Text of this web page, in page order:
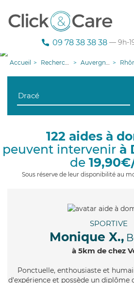
09 78 38 38 38 — 9h-
Accueil Recherche aide à domicile Auvergne-Rhône-Alpes
122 aides à
peuvent intervenir à
de
Sous réserve de leur disponibilité au
SPORTIVE
Monique X.,
à 5km de chez
Ponctuelle, enthousiaste et
d'expérience et possède un diplôme